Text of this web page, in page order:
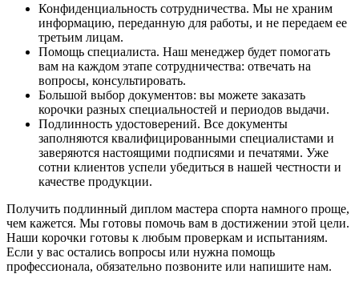
Конфиденциальность сотрудничества. Мы не храним
информацию, переданную для работы, и не передаем ее
третьим лицам.
Помощь специалиста. Наш менеджер будет помогать
вам на каждом этапе сотрудничества: отвечать на
вопросы, консультировать.
Большой выбор документов: вы можете заказать
корочки разных специальностей и периодов выдачи.
Подлинность удостоверений. Все документы
заполняются квалифицированными специалистами и
заверяются настоящими подписями и печатями. Уже
сотни клиентов успели убедиться в нашей честности и
качестве продукции.
Получить подлинный диплом мастера спорта намного проще,
чем кажется. Мы готовы помочь вам в достижении этой цели.
Наши корочки готовы к любым проверкам и испытаниям.
Если у вас остались вопросы или нужна помощь
профессионала, обязательно позвоните или напишите нам.